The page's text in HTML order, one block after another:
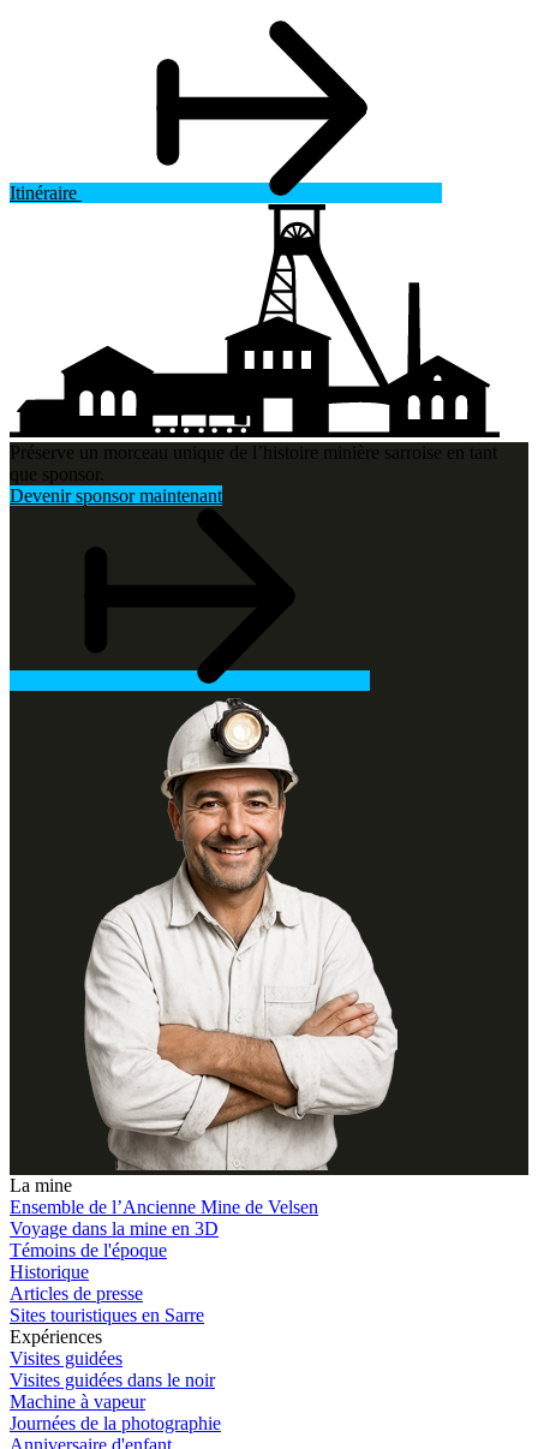
Itinéraire
Préserve un morceau unique de l’histoire minière sarroise en tant
que sponsor.
Devenir sponsor maintenant
La mine
Ensemble de l’Ancienne Mine de Velsen
Voyage dans la mine en 3D
Témoins de l'époque
Historique
Articles de presse
Sites touristiques en Sarre
Expériences
Visites guidées
Visites guidées dans le noir
Machine à vapeur
Journées de la photographie
Anniversaire d'enfant